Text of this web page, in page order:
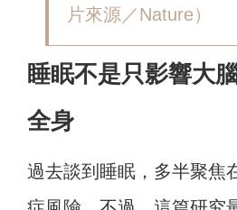
片來源／Nature）
睡眠不是只影響大
全身
過去談到睡眠，多半聚焦